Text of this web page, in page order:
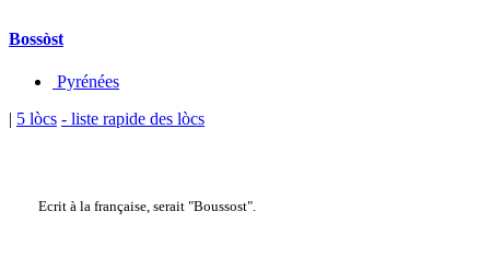
Bossòst
Pyrénées
| 5 lòcs - liste rapide des lòcs
Ecrit à la française, serait "Boussost".